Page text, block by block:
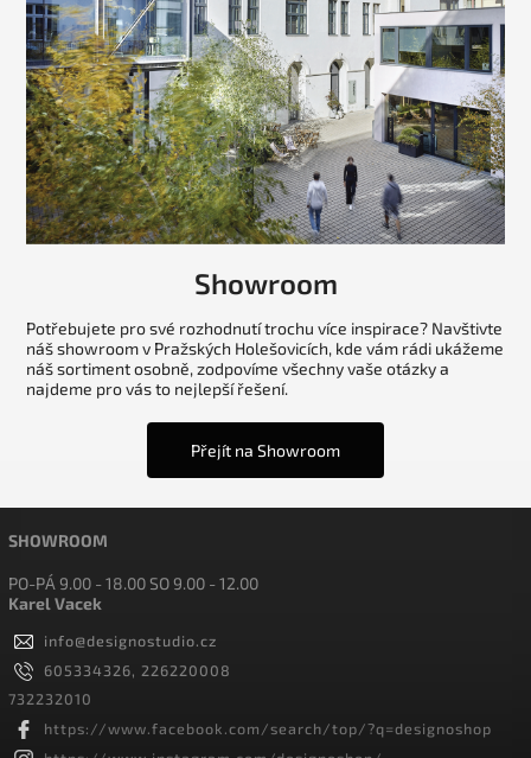
Showroom
Potřebujete pro své rozhodnutí trochu více inspirace? Navštivte
náš showroom v Pražských Holešovicích, kde vám rádi ukážeme
náš sortiment osobně, zodpovíme všechny vaše otázky a
najdeme pro vás to nejlepší řešení.
Přejít na Showroom
SHOWROOM
PO-PÁ 9.00 - 18.00 SO 9.00 - 12.00
Karel Vacek
info@designostudio.cz
605334326, 226220008
732232010
https://www.facebook.com/search/top/?q=designoshop